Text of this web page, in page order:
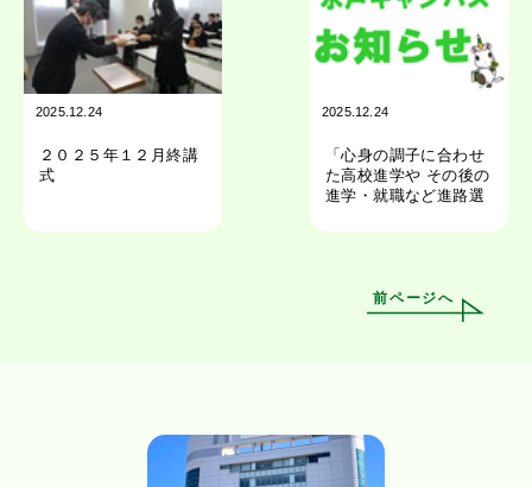
2025.12.24
２０２５年１２月終講
式
2025.12.24
「心身の調子に合わせ
た高校進学や その後の
進学・就職など進路選
前ページへ